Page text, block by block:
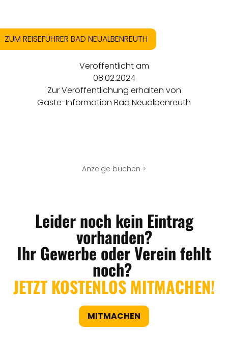
ZUM REISEFÜHRER BAD NEUALBENREUTH
Veröffentlicht am
08.02.2024
Zur Veröffentlichung erhalten von
Gäste-Information Bad Neualbenreuth
Anzeige buchen >
Leider noch kein Eintrag
vorhanden?
Ihr Gewerbe oder Verein fehlt
noch?
JETZT KOSTENLOS MITMACHEN!
MITMACHEN